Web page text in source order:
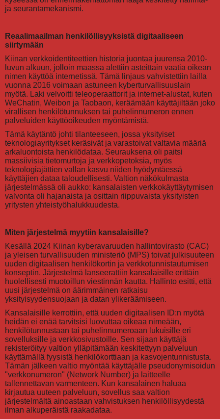
ja seurantamekanismi.
Reaalimaailman henkilöllisyyksistä digitaaliseen
siirtymään
Kiinan verkkoidentiteettien historia juontaa juurensa 2010-
luvun alkuun, jolloin maassa alettiin asteittain vaatia oikean
nimen käyttöä internetissä. Tämä linjaus vahvistettiin lailla
vuonna 2016 voimaan astuneen kyberturvallisuuslain
myötä. Laki velvoitti teleoperaattorit ja internet-alustat, kuten
WeChatin, Weibon ja Taobaon, keräämään käyttäjiltään joko
virallisen henkilötunnuksen tai puhelinnumeron ennen
palveluiden käyttöoikeuden myöntämistä.
Tämä käytäntö johti tilanteeseen, jossa yksityiset
teknologiayritykset keräsivät ja varastoivat valtavia määriä
arkaluontoista henkilödataa. Seurauksena oli paitsi
massiivisia tietomurtoja ja verkkopetoksia, myös
teknologiajättien vallan kasvu niiden hyödyntäessä
käyttäjien dataa taloudellisesti. Valtion näkökulmasta
järjestelmässä oli aukko: kansalaisten verkkokäyttäytymisen
valvonta oli hajanaista ja osittain riippuvaista yksityisten
yritysten yhteistyöhalukkuudesta.
Miten järjestelmä myytiin kansalaisille?
Kesällä 2024 Kiinan kyberavaruuden hallintovirasto (CAC)
ja yleisen turvallisuuden ministeriö (MPS) toivat julkisuuteen
uuden digitaalisen henkilökortin ja verkkotunnistautumisen
konseptin. Järjestelmä lanseerattiin kansalaisille erittäin
huolellisesti muotoillun viestinnän kautta. Hallinto esitti, että
uusi järjestelmä on äärimmäinen ratkaisu
yksityisyydensuojaan ja datan ylikeräämiseen.
Kansalaisille kerrottiin, että uuden digitaalisen ID:n myötä
heidän ei enää tarvitsisi luovuttaa oikeaa nimeään,
henkilötunnustaan tai puhelinnumeroaan lukuisille eri
sovelluksille ja verkkosivustoille. Sen sijaan käyttäjä
rekisteröityy valtion ylläpitämään keskitettyyn palveluun
käyttämällä fyysistä henkilökorttiaan ja kasvojentunnistusta.
Tämän jälkeen valtio myöntää käyttäjälle pseudonymisoidun
"verkkonumeron" (Network Number) ja laitteelle
tallennettavan varmenteen. Kun kansalainen haluaa
kirjautua uuteen palveluun, sovellus saa valtion
järjestelmältä ainoastaan vahvistuksen henkilöllisyydestä
ilman alkuperäistä raakadataa.